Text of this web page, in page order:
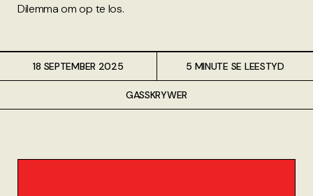
Dilemma om op te los.
18 SEPTEMBER 2025
GASSKRYWER
5 MINUTE SE LEESTYD